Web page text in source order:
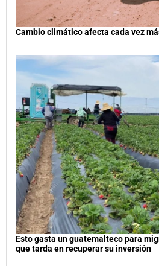
Cambio climático afecta cada vez
Esto gasta un guatemalteco para
que tarda en recuperar su inversión